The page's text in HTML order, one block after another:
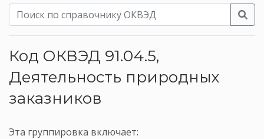
Код ОКВЭД 91.04.5,
Деятельность природных
заказников
Эта группировка включает: